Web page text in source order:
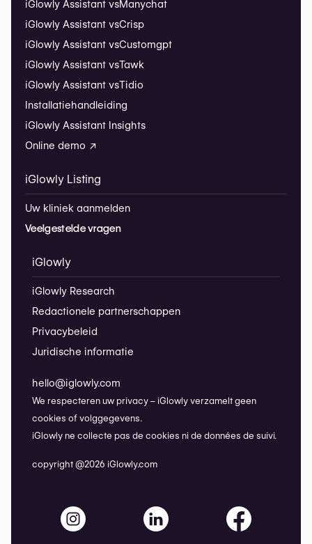
iGlowly Assistant vsManychat
iGlowly Assistant vsCrisp
iGlowly Assistant vsCustomgpt
iGlowly Assistant vsTawk
iGlowly Assistant vsTidio
Installatiehandleiding
iGlowly Assistant Insights
Online demo ↗
iGlowly Listing
Uw kliniek aanmelden
Veelgestelde vragen
iGlowly
iGlowly Research
Redactionele partnerschappen
Privacybeleid
Juridische informatie
hello@iglowly.com
We respecteren uw privacy – iGlowly verzamelt geen
cookies of volggegevens.
iGlowly ne collecte pas de cookies ni de données de suivi.
copyright @2026 iGlowly.com